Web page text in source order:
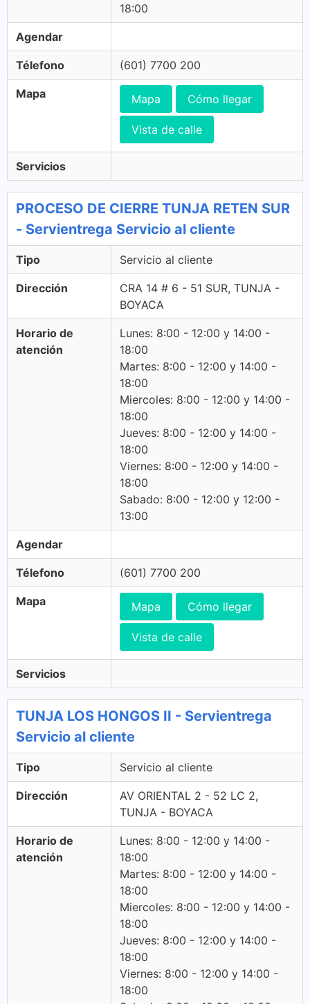
18:00
Agendar
Télefono (601) 7700 200
Mapa Mapa Cómo llegar
Vista de calle
Servicios
PROCESO DE CIERRE TUNJA RETEN SUR
- Servientrega Servicio al cliente
Tipo Servicio al cliente
Dirección
CRA 14 # 6 - 51 SUR, TUNJA -
BOYACA
Horario de
atención
Lunes: 8:00 - 12:00 y 14:00 -
18:00
Martes: 8:00 - 12:00 y 14:00 -
18:00
Miercoles: 8:00 - 12:00 y 14:00 -
18:00
Jueves: 8:00 - 12:00 y 14:00 -
18:00
Viernes: 8:00 - 12:00 y 14:00 -
18:00
Sabado: 8:00 - 12:00 y 12:00 -
13:00
Agendar
Télefono (601) 7700 200
Mapa Mapa Cómo llegar
Vista de calle
Servicios
TUNJA LOS HONGOS II - Servientrega
Servicio al cliente
Tipo Servicio al cliente
Dirección
AV ORIENTAL 2 - 52 LC 2,
TUNJA - BOYACA
Horario de
atención
Lunes: 8:00 - 12:00 y 14:00 -
18:00
Martes: 8:00 - 12:00 y 14:00 -
18:00
Miercoles: 8:00 - 12:00 y 14:00 -
18:00
Jueves: 8:00 - 12:00 y 14:00 -
18:00
Viernes: 8:00 - 12:00 y 14:00 -
18:00